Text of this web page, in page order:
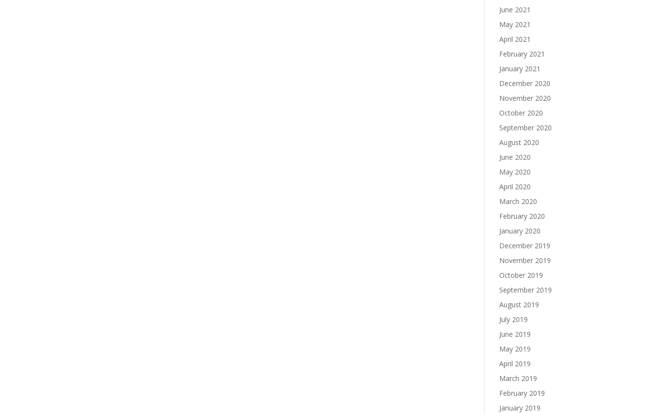
June 2021
May 2021
April 2021
February 2021
January 2021
December 2020
November 2020
October 2020
September 2020
August 2020
June 2020
May 2020
April 2020
March 2020
February 2020
January 2020
December 2019
November 2019
October 2019
September 2019
August 2019
July 2019
June 2019
May 2019
April 2019
March 2019
February 2019
January 2019